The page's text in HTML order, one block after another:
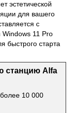
эстетической
для вашего
с
11 Pro
быстрого старта
станцию Alfa
10 000